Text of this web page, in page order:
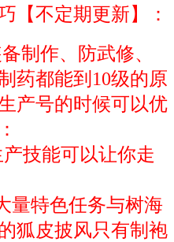
【不定期更新】：
制作、防武修、
药都能到10级的原
产号的时候可以优
技能可以让你走
量特色任务与树海
狐皮披风只有制袍